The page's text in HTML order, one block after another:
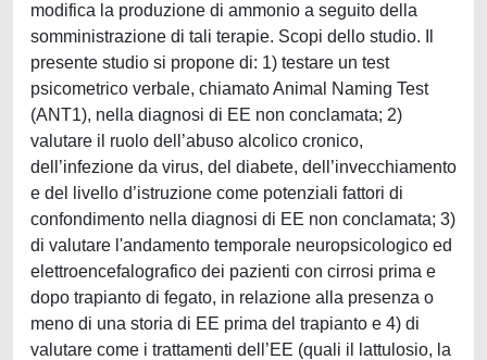
modifica la produzione di ammonio a seguito della
somministrazione di tali terapie. Scopi dello studio. Il
presente studio si propone di: 1) testare un test
psicometrico verbale, chiamato Animal Naming Test
(ANT1), nella diagnosi di EE non conclamata; 2)
valutare il ruolo dell’abuso alcolico cronico,
dell’infezione da virus, del diabete, dell’invecchiamento
e del livello d’istruzione come potenziali fattori di
confondimento nella diagnosi di EE non conclamata; 3)
di valutare l'andamento temporale neuropsicologico ed
elettroencefalografico dei pazienti con cirrosi prima e
dopo trapianto di fegato, in relazione alla presenza o
meno di una storia di EE prima del trapianto e 4) di
valutare come i trattamenti dell’EE (quali il lattulosio, la